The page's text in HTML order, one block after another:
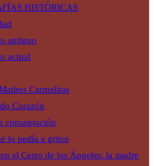
HISTÓRICAS
antiguo
actual
Carmelitas
Corazón
consagración
lo pedía a gritos
el Cerro de los Ángeles: la madre